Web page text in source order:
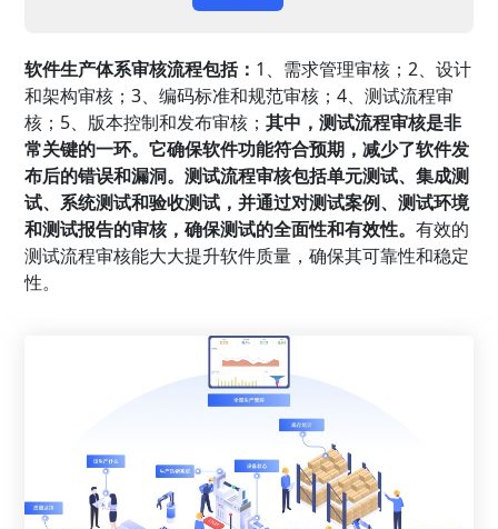
软件生产体系审核流程包括： 1、需求管理审核；2、设计
和架构审核；3、编码标准和规范审核；4、测试流程审
核；5、版本控制和发布审核；其中，测试流程审核是非
常关键的一环。它确保软件功能符合预期，减少了软件发
布后的错误和漏洞。测试流程审核包括单元测试、集成测
试、系统测试和验收测试，并通过对测试案例、测试环境
和测试报告的审核，确保测试的全面性和有效性。有效的
测试流程审核能大大提升软件质量，确保其可靠性和稳定
性。